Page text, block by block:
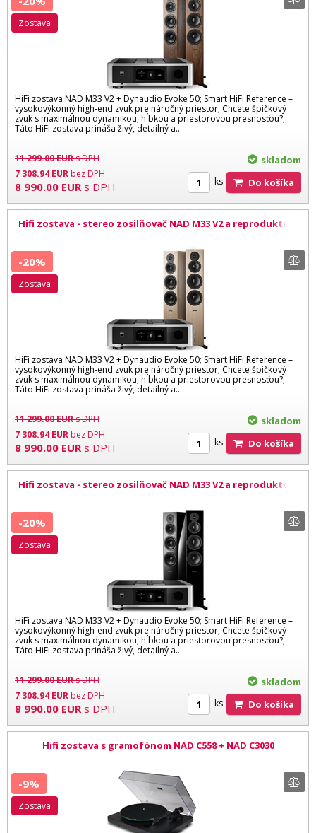
HiFi zostava NAD M33 V2 + Dynaudio Evoke 50; Smart HiFi Reference –
vysokovýkonný high-end zvuk pre náročný priestor; Chcete špičkový
zvuk s maximálnou dynamikou, hĺbkou a priestorovou presnosťou?;
Táto HiFi zostava prináša živý, detailný a...
11 299.00EURs DPH
7 308.94 EURbez DPH
8 990.00 EUR s DPH
zostava
skladom
ks Do košíka
Hifi zostava - stereo zosilňovač NAD M33 V2 a reproduktory
HiFi zostava NAD M33 V2 + Dynaudio Evoke 50; Smart HiFi Reference –
vysokovýkonný high-end zvuk pre náročný priestor; Chcete špičkový
zvuk s maximálnou dynamikou, hĺbkou a priestorovou presnosťou?;
Táto HiFi zostava prináša živý, detailný a...
11 299.00EURs DPH
7 308.94 EURbez DPH
8 990.00 EUR s DPH
-20%
zostava
skladom
ks Do košíka
Hifi zostava - stereo zosilňovač NAD M33 V2 a reproduktory
HiFi zostava NAD M33 V2 + Dynaudio Evoke 50; Smart HiFi Reference –
vysokovýkonný high-end zvuk pre náročný priestor; Chcete špičkový
zvuk s maximálnou dynamikou, hĺbkou a priestorovou presnosťou?;
Táto HiFi zostava prináša živý, detailný a...
11 299.00EURs DPH
7 308.94 EURbez DPH
8 990.00 EUR s DPH
-20%
zostava
skladom
ks Do košíka
Hifi zostava s gramofónom NAD C558 + NAD C3030
-9%
zostava